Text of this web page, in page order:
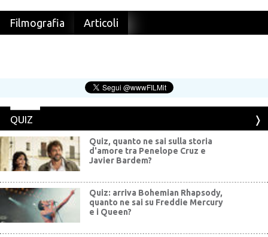
Filmografia Articoli
QUIZ
Quiz, quanto ne sai sulla storia
d'amore tra Penelope Cruz e
Javier Bardem?
Quiz: arriva Bohemian Rhapsody,
quanto ne sai su Freddie Mercury
e i Queen?